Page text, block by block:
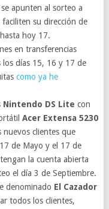
apunten al sorteo a
su dirección de
hoy 17.
en transferencias
los días 15, 16 y 17 de
como ya he
Nintendo DS Litecon
Acer Extensa 5230
clientes que
de Mayo y el 17 de
la cuenta abierta
el día 3 de Septiembre.
denominado El Cazador
todos los clientes,